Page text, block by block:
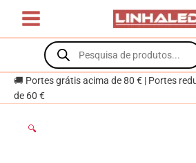
content
Products
search
🚚 Portes grátis acima de 80 € | Portes
de 60 €
🔍
Cobre